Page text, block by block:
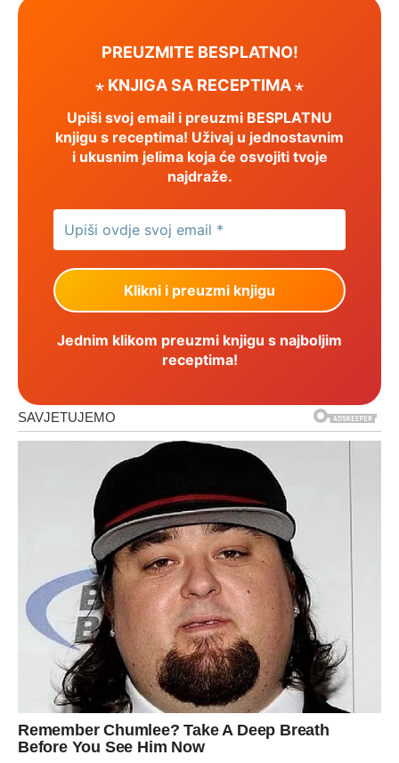
PREUZMITE BESPLATNO!
⋆ KNJIGA SA RECEPTIMA ⋆
Upiši svoj email i preuzmi BESPLATNU
knjigu s receptima! Uživaj u jednostavnim
i ukusnim jelima koja će osvojiti tvoje
najdraže.
Jednim klikom preuzmi knjigu s najboljim
receptima!